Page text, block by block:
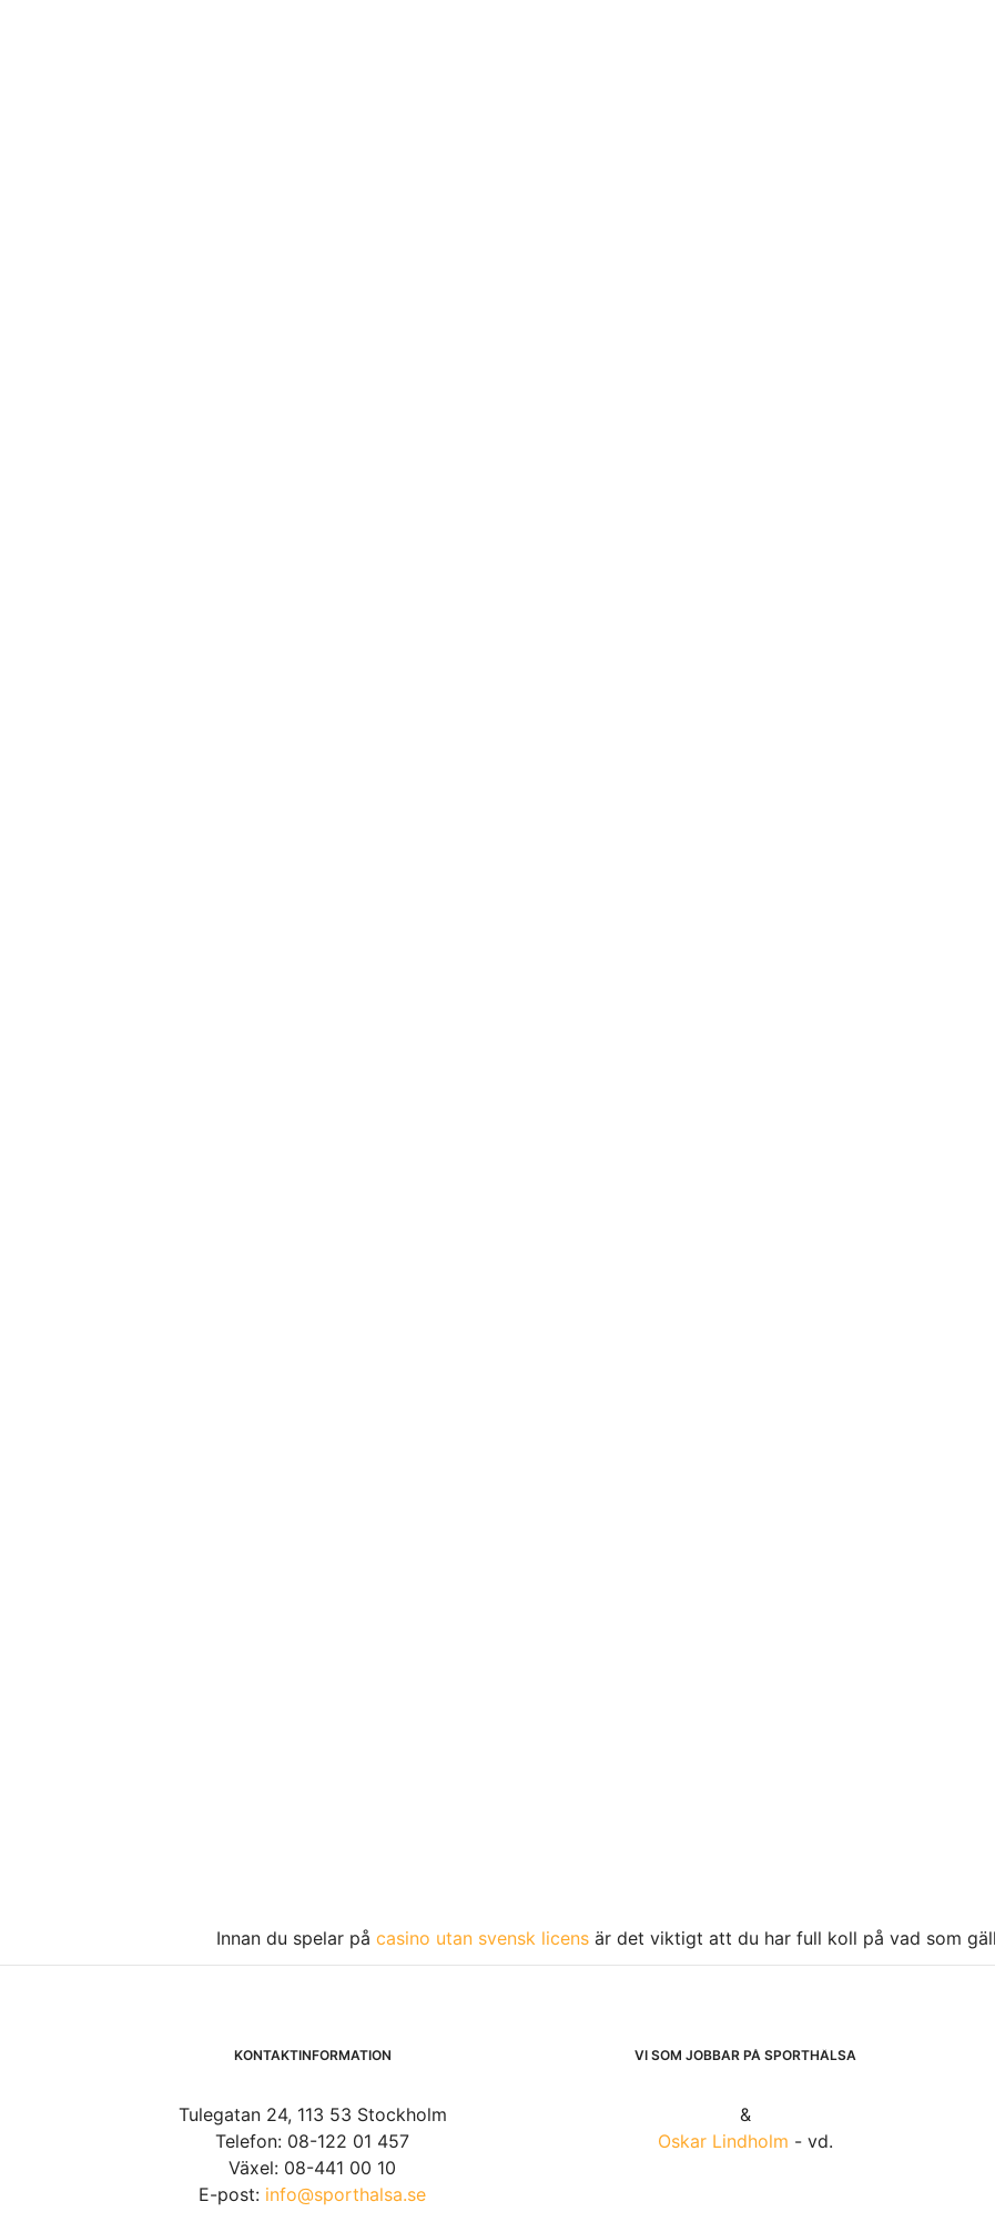
Innan du spelar på casino utan svensk licens är det viktigt att du har full koll på vad som
KONTAKTINFORMATION
Tulegatan 24, 113 53 Stockholm
Telefon: 08-122 01 457
Växel: 08-441 00 10
E-post: info@sporthalsa.se
VI SOM JOBBAR PÅ SPORTHÄLSA
&
Oskar Lindholm - vd.